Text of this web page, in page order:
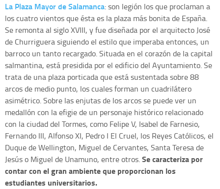
La Plaza Mayor de Salamanca: son legión los que proclaman a
los cuatro vientos que ésta es la plaza más bonita de España.
Se remonta al siglo XVIII, y fue diseñada por el arquitecto José
de Churriguera siguiendo el estilo que imperaba entonces, un
barroco un tanto recargado. Situada en el corazón de la capital
salmantina, está presidida por el edificio del Ayuntamiento. Se
trata de una plaza porticada que está sustentada sobre 88
arcos de medio punto, los cuales forman un cuadrilátero
asimétrico. Sobre las enjutas de los arcos se puede ver un
medallón con la efigie de un personaje histórico relacionado
con la ciudad del Tormes, como Felipe V, Isabel de Farnesio,
Fernando III, Alfonso XI, Pedro I El Cruel, los Reyes Católicos, el
Duque de Wellington, Miguel de Cervantes, Santa Teresa de
Jesús o Miguel de Unamuno, entre otros.Se caracteriza por
contar con el gran ambiente que proporcionan los
estudiantes universitarios.